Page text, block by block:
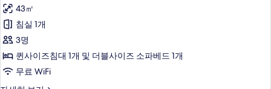
드,
장
애
인
지
및
소
파
베
드,
애
인
사
이
즈
침
대
43㎡
침실 1개
3명
퀸사이즈침대 1개 및 더블사이즈 소파베드 1개
무료 WiFi